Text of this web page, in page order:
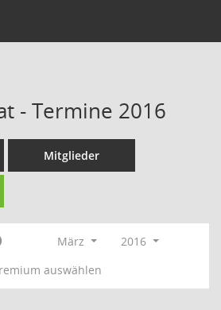
- Termine 2016
Mitglieder
März
2016
auswählen